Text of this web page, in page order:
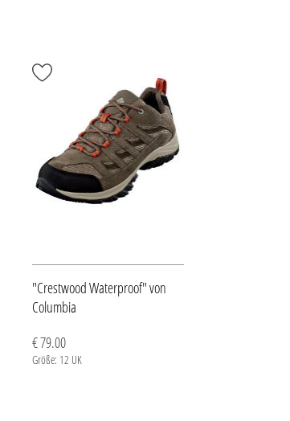
"Crestwood Waterproof" von
Columbia
€ 79.00
Größe: 12 UK